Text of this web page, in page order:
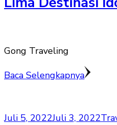
Gong Traveling
Baca Selengkapnya
Juli 5, 2022Juli 3, 2022